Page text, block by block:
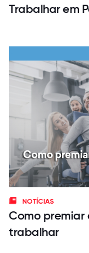
Trabalhar em
NOTÍCIAS
Como premiar
trabalhar